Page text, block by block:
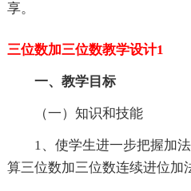
享。
三位数加三位数教学设计1
一、教学目标
（一）知识和技能
1、使学生进一步把握加
算三位数加三位数连续进位加